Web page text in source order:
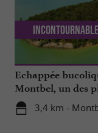
Echappée
Montbel, un des
3,4 km -
Incontournable